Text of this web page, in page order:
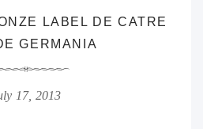
LABEL DE CATRE
GERMANIA
17, 2013